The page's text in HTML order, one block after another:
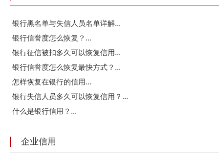
银行黑名单与失信人员名单详解...
银行信誉度怎么恢复？...
银行征信被扣多久可以恢复信用...
银行信誉度怎么恢复最快方式？...
怎样恢复在银行的信用...
银行失信人员多久可以恢复信用？...
什么是银行信用？...
企业信用